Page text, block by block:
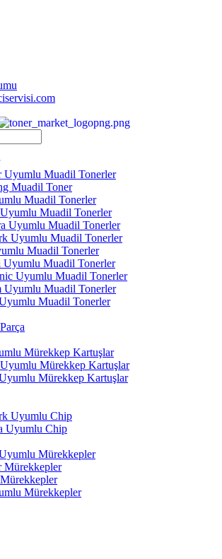
Uyumlu Muadil Tonerler
Muadil Toner
Muadil Tonerler
Muadil Tonerler
Uyumlu Muadil Tonerler
Uyumlu Muadil Tonerler
Muadil Tonerler
Uyumlu Muadil Tonerler
Uyumlu Muadil Tonerler
Uyumlu Muadil Tonerler
Muadil Tonerler
Mürekkep Kartuşlar
Mürekkep Kartuşlar
Mürekkep Kartuşlar
Uyumlu Chip
Uyumlu Chip
Mürekkepler
Mürekkepler
Mürekkepler